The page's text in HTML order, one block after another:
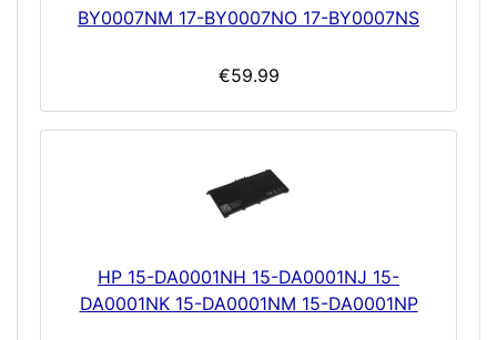
BY0007NM 17-BY0007NO 17-BY0007NS
€59.99
HP 15-DA0001NH 15-DA0001NJ 15-
DA0001NK 15-DA0001NM 15-DA0001NP